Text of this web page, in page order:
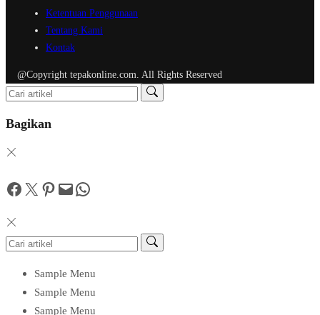
Ketentuan Penggunaan
Tentang Kami
Kontak
@Copyright tepakonline.com. All Rights Reserved
Bagikan
Facebook
Twitter
Pinterest
MailWhatsApp
Sample Menu
Sample Menu
Sample Menu